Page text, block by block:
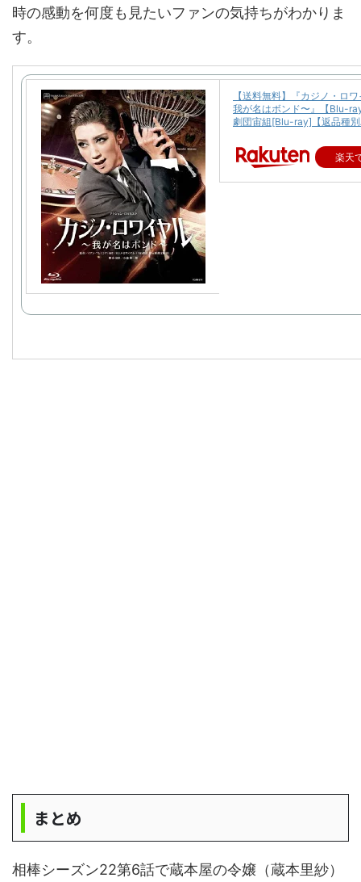
時の感動を何度も見たいファンの気持ちがわかりま
す。
【送料無料】『カジノ・ロ
我が名はボンド〜』【Blu-
劇団宙組[Blu-ray]【返品種
楽天
まとめ
相棒シーズン22第6話で蔵本屋の令嬢（蔵本里紗）